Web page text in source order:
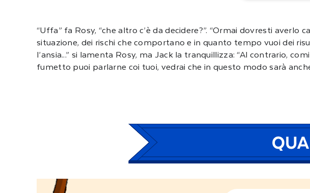
“Uffa” fa Rosy, “che altro c’è da decidere?”. “Ormai dovresti
situazione, dei rischi che comportano e in quanto tempo vuoi dei
l’ansia...” si lamenta Rosy, ma Jack la tranquillizza: “Al contrario,
fumetto puoi parlarne coi tuoi, vedrai che in questo modo sarà